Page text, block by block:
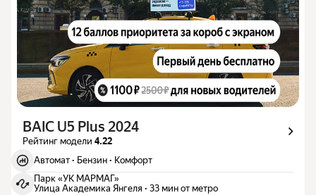
BAIC U5 Plus 2024
Рейтинг модели 4.22
Автомат · Бензин · Комфорт
Парк «УК МАРМАГ»
Улица Академика Янгеля · 33 мин от метро